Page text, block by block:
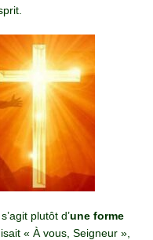
plutôt d’une forme
« À vous, Seigneur »,